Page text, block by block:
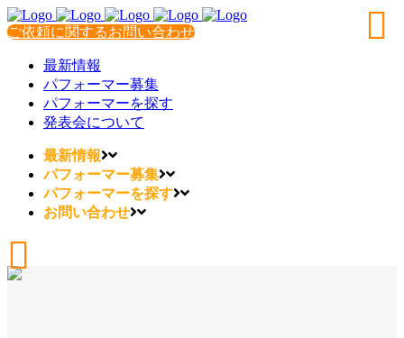
ご依頼に関するお問い合わせ
最新情報
パフォーマー募集
パフォーマーを探す
発表会について
最新情報
パフォーマー募集
パフォーマーを探す
お問い合わせ